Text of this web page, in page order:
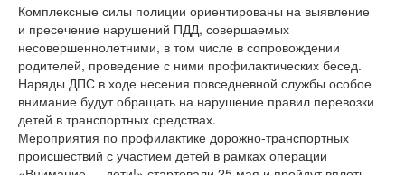
Комплексные силы полиции ориентированы на выявление
и пресечение нарушений ПДД, совершаемых
несовершеннолетними, в том числе в сопровождении
родителей, проведение с ними профилактических бесед.
Наряды ДПС в ходе несения повседневной службы особое
внимание будут обращать на нарушение правил перевозки
детей в транспортных средствах.
Мероприятия по профилактике дорожно-транспортных
происшествий с участием детей в рамках операции